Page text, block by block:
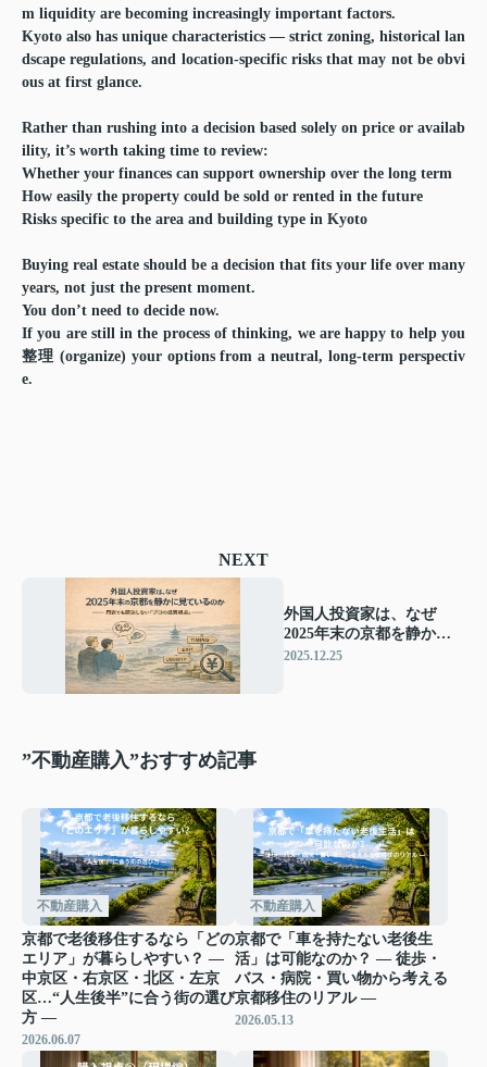
m liquidity are becoming increasingly important factors.
Kyoto also has unique characteristics — strict zoning, historical lan
dscape regulations, and location-specific risks that may not be obvi
ous at first glance.
Rather than rushing into a decision based solely on price or availab
ility, it’s worth taking time to review:
Whether your finances can support ownership over the long term
How easily the property could be sold or rented in the future
Risks specific to the area and building type in Kyoto
Buying real estate should be a decision that fits your life over many
years, not just the present moment.
You don’t need to decide now.
If you are still in the process of thinking, we are happy to help you
整理 (organize) your options from a neutral, long-term perspectiv
e.
NEXT
外国人投資家は、なぜ
2025年末の京都を静かに
見ているのか ―― 円安で
2025.12.25
”不動産購入”おすすめ記事
不動産購入
京都で老後移住するなら「どの
エリア」が暮らしやすい？ ―
中京区・右京区・北区・左京
区…“人生後半”に合う街の選び
方 ―
2026.06.07
不動産購入
京都で「車を持たない老後生
活」は可能なのか？ ― 徒歩・
バス・病院・買い物から考える
京都移住のリアル ―
2026.05.13